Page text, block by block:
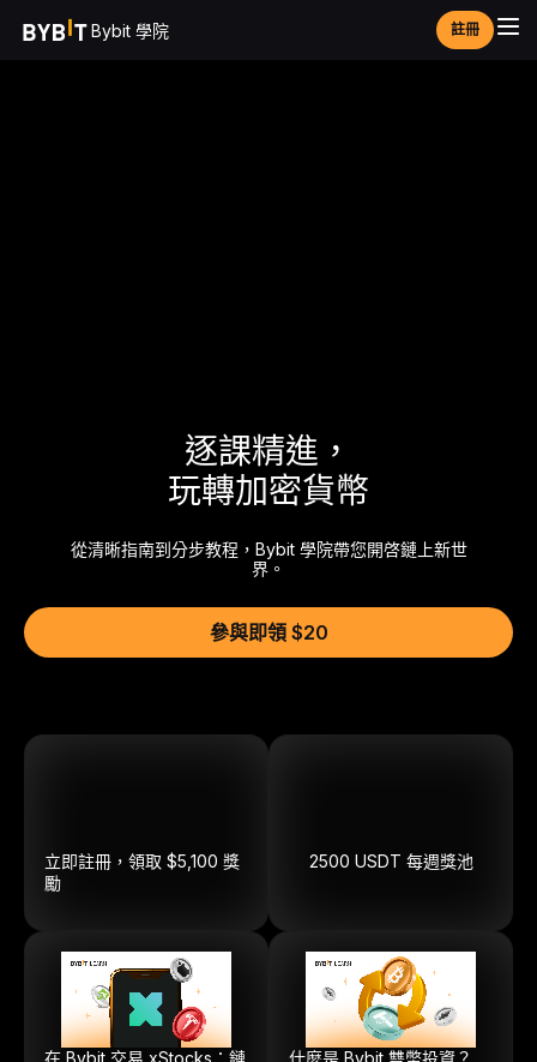
Bybit 學院 註冊
逐課精進，
玩轉加密貨幣
從清晰指南到分步教程，Bybit 學院帶您開啓鏈上新世
界。
參與即領 $20
立即註冊，領取 $5,100 獎
勵
2500 USDT 每週獎池
在 Bybit 交易 xStocks：鏈
什麼是 Bybit 雙幣投資？